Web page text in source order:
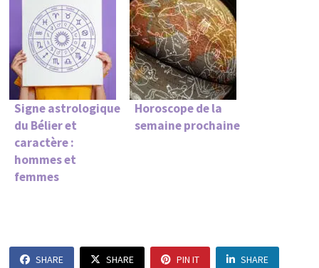
Signe astrologique
du Bélier et
caractère :
hommes et
femmes
Horoscope de la
semaine prochaine
SHARE SHARE PIN IT SHARE